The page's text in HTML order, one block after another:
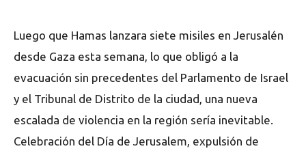
Luego que Hamas lanzara siete misiles en Jerusalén
desde Gaza esta semana, lo que obligó a la
evacuación sin precedentes del Parlamento de Israel
y el Tribunal de Distrito de la ciudad, una nueva
escalada de violencia en la región sería inevitable.
Celebración del Día de Jerusalem, expulsión de